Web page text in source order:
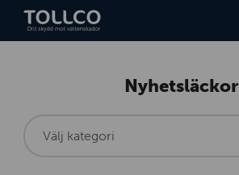
Nyhetsläckor